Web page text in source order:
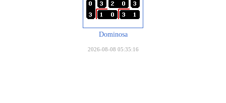
Dominosa
2026-08-08 05:35:16